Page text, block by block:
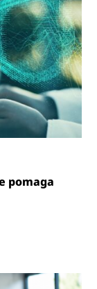
pomaga